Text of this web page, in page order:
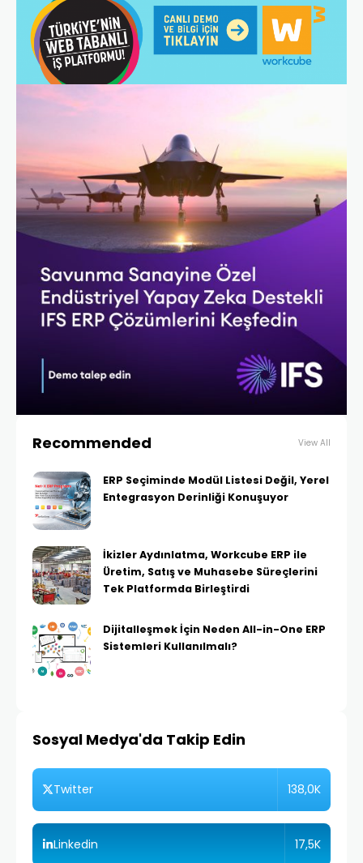
Recommended View All
ERP Seçiminde Modül Listesi Değil, Yerel
Entegrasyon Derinliği Konuşuyor
İkizler Aydınlatma, Workcube ERP ile
Üretim, Satış ve Muhasebe Süreçlerini
Tek Platformda Birleştirdi
Dijitalleşmek İçin Neden All-in-One ERP
Sistemleri Kullanılmalı?
Sosyal Medya'da Takip Edin
Twitter 138,0K
Linkedin 17,5K